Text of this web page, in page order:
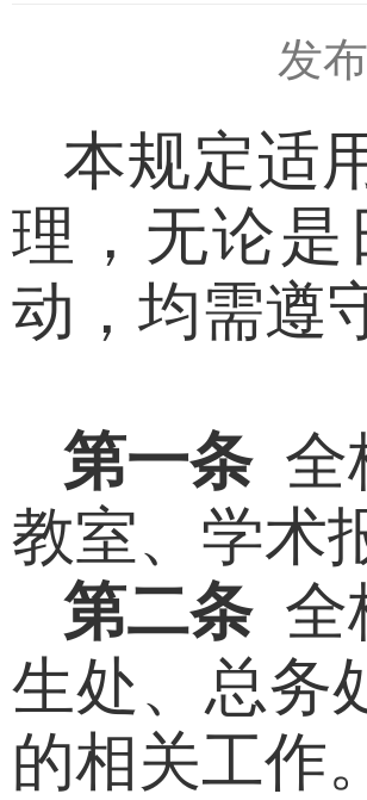
发
本规定适
理，无论是
动，均需遵
第一条 全
教室、学术
第二条 全
生处、总务
的相关工作